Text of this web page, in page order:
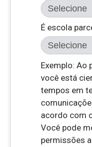
É escola
Exemplo: Ao
você está
tempos em
acordo com
Você pode
permissões